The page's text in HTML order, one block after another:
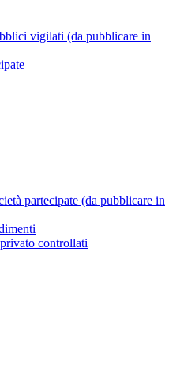
vigilati (da pubblicare in
partecipate (da pubblicare in
controllati